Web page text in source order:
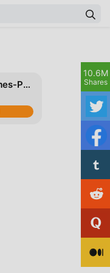
3D Escape Games-Puzzle Boathouse
10.6M
Shares